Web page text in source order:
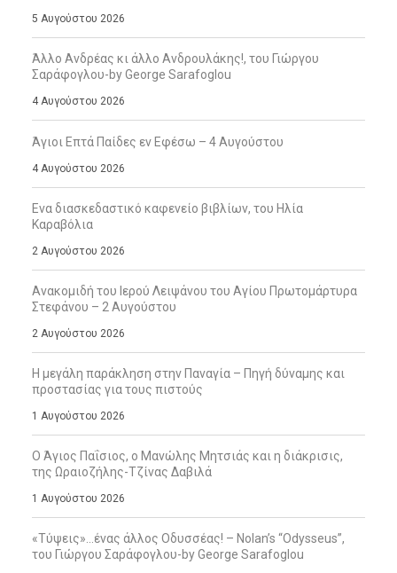
5 Αυγούστου 2026
Άλλο Ανδρέας κι άλλο Ανδρουλάκης!, του Γιώργου
Σαράφογλου-by George Sarafoglou
4 Αυγούστου 2026
Άγιοι Επτά Παίδες εν Εφέσω – 4 Αυγούστου
4 Αυγούστου 2026
Ενα διασκεδαστικό καφενείο βιβλίων, του Ηλία
Καραβόλια
2 Αυγούστου 2026
Ανακομιδή του Ιερού Λειψάνου του Αγίου Πρωτομάρτυρα
Στεφάνου – 2 Αυγούστου
2 Αυγούστου 2026
Η μεγάλη παράκληση στην Παναγία – Πηγή δύναμης και
προστασίας για τους πιστούς
1 Αυγούστου 2026
Ο Άγιος Παΐσιος, ο Μανώλης Μητσιάς και η διάκρισις,
της Ωραιοζήλης-Τζίνας Δαβιλά
1 Αυγούστου 2026
«Τύψεις»…ένας άλλος Οδυσσέας! – Nolan’s “Odysseus”,
του Γιώργου Σαράφογλου-by George Sarafoglou